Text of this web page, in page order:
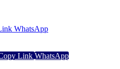
WhatsApp
Link WhatsApp